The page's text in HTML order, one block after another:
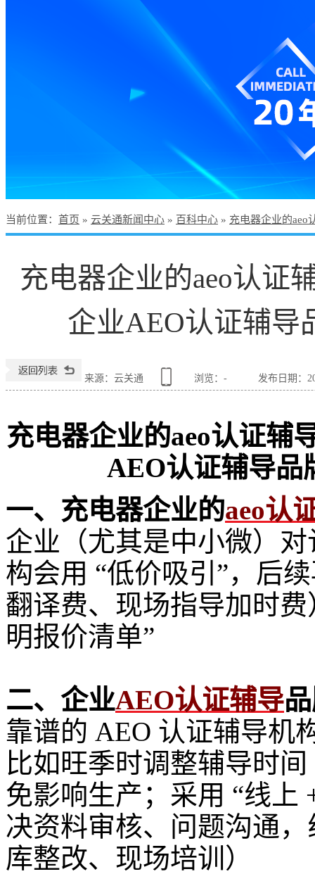
当前位置： 首页 » 云关通新闻中心 » 百科中心 » 充电器企业的aeo
充电器企业的aeo认证
企业AEO认证辅导
来源：云关通 浏览： - 发布日期：
充电器企业的aeo认证辅
AEO认证辅导品
一、充电器企业的aeo认
企业（尤其是中小微）
构会用 “低价吸引”，后
翻译费、现场指导加时
明报价清单”
二、企业AEO认证辅导
靠谱的 AEO 认证辅导机
比如旺季时调整辅导时
免影响生产；采用 “线上
决资料审核、问题沟通
库整改、现场培训）